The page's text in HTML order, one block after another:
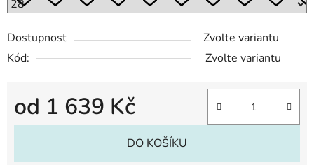
Dostupnost
Zvolte variantu
Kód:
Zvolte variantu
od 1 639 Kč
Měrná cena:
DO KOŠÍKU